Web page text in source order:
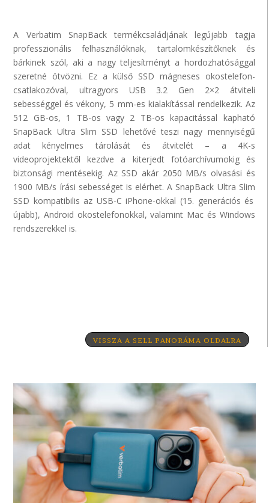
A Verbatim SnapBacktermékcsaládjának legújabb tagja
professzionális felhasználóknak, tartalomkészítőknek és
bárkinek szól, aki a nagy teljesítményt a hordozhatósággal
szeretné ötvözni. Ez a külső SSD mágneses okostelefon-
csatlakozóval, ultragyors USB 3.2 Gen 2×2 átviteli
sebességgel és vékony, 5 mm-es kialakítással rendelkezik. Az
512 GB-os, 1 TB-os vagy 2 TB-os kapacitással kapható
SnapBack Ultra Slim SSD lehetővé teszi nagy mennyiségű
adat kényelmes tárolását és átvitelét – a 4K-s
videoprojektektől kezdve a kiterjedt fotóarchívumokig és
biztonsági mentésekig. Az SSD akár 2050 MB/s olvasási és
1900 MB/s írási sebességet is elérhet. A SnapBack Ultra Slim
SSD kompatibilis az USB-C iPhone-okkal (15. generációs és
újabb), Android okostelefonokkal, valamint Mac és Windows
rendszerekkel is.
VISSZA A SELL PANORÁMA OLDALRA